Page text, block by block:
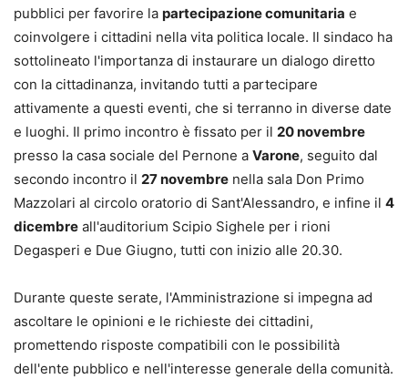
pubblici per favorire la partecipazione comunitaria e
coinvolgere i cittadini nella vita politica locale. Il sindaco ha
sottolineato l'importanza di instaurare un dialogo diretto
con la cittadinanza, invitando tutti a partecipare
attivamente a questi eventi, che si terranno in diverse date
e luoghi. Il primo incontro è fissato per il 20 novembre
presso la casa sociale del Pernone a Varone, seguito dal
secondo incontro il 27 novembre nella sala Don Primo
Mazzolari al circolo oratorio di Sant'Alessandro, e infine il 4
dicembre all'auditorium Scipio Sighele per i rioni
Degasperi e Due Giugno, tutti con inizio alle 20.30.
Durante queste serate, l'Amministrazione si impegna ad
ascoltare le opinioni e le richieste dei cittadini,
promettendo risposte compatibili con le possibilità
dell'ente pubblico e nell'interesse generale della comunità.